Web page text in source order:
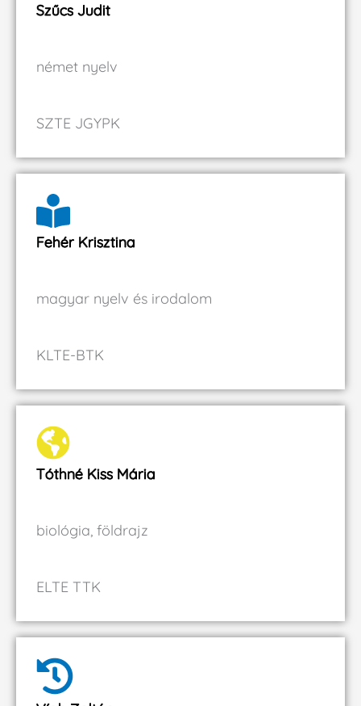
Szűcs Judit
német nyelv
SZTE JGYPK
Fehér Krisztina
magyar nyelv és irodalom
KLTE-BTK
Tóthné Kiss Mária
biológia, földrajz
ELTE TTK